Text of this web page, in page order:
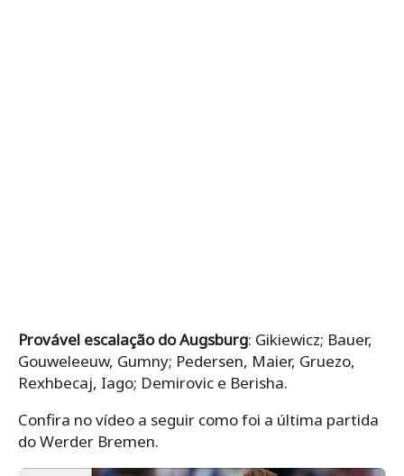
Provável escalação do Augsburg: Gikiewicz; Bauer,
Gouweleeuw, Gumny; Pedersen, Maier, Gruezo,
Rexhbecaj, Iago; Demirovic e Berisha.
Confira no vídeo a seguir como foi a última partida
do Werder Bremen.